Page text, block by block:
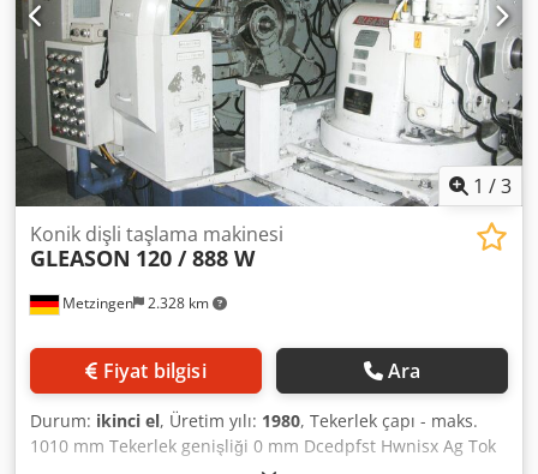
1 /3
Metzingen 2.328 km
Konik dişli taşlama makinesi
GLEASON 120 / 888 W
Fiyat bilgisi Ara
Durum: ikinci el, Üretim yılı: 1980, Tekerlek çapı - maks.
1010 mm Tekerlek genişliği 0 mm Dcedpfst Hwnisx Ag Tok